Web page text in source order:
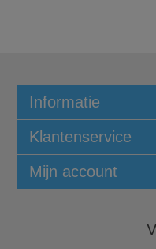
Informatie
Klantenservice
Mijn account